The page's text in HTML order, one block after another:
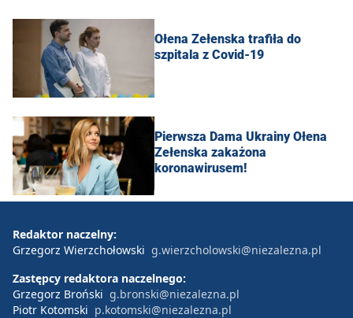
Ołena Zełenska trafiła do
szpitala z Covid-19
Pierwsza Dama Ukrainy Ołena
Zełenska zakażona
koronawirusem!
Redaktor naczelny:
Grzegorz Wierzchołowski g.wierzcholowski@niezalezna.pl
Zastępcy redaktora naczelnego:
Grzegorz Broński g.bronski@niezalezna.pl
Piotr Kotomski p.kotomski@niezalezna.pl